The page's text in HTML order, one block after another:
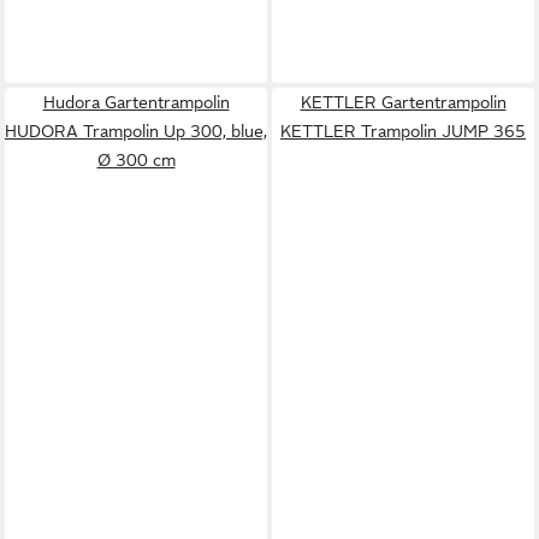
Hudora Gartentrampolin
HUDORA Trampolin Up 300, blue,
Ø 300 cm
KETTLER Gartentrampolin
KETTLER Trampolin JUMP 365